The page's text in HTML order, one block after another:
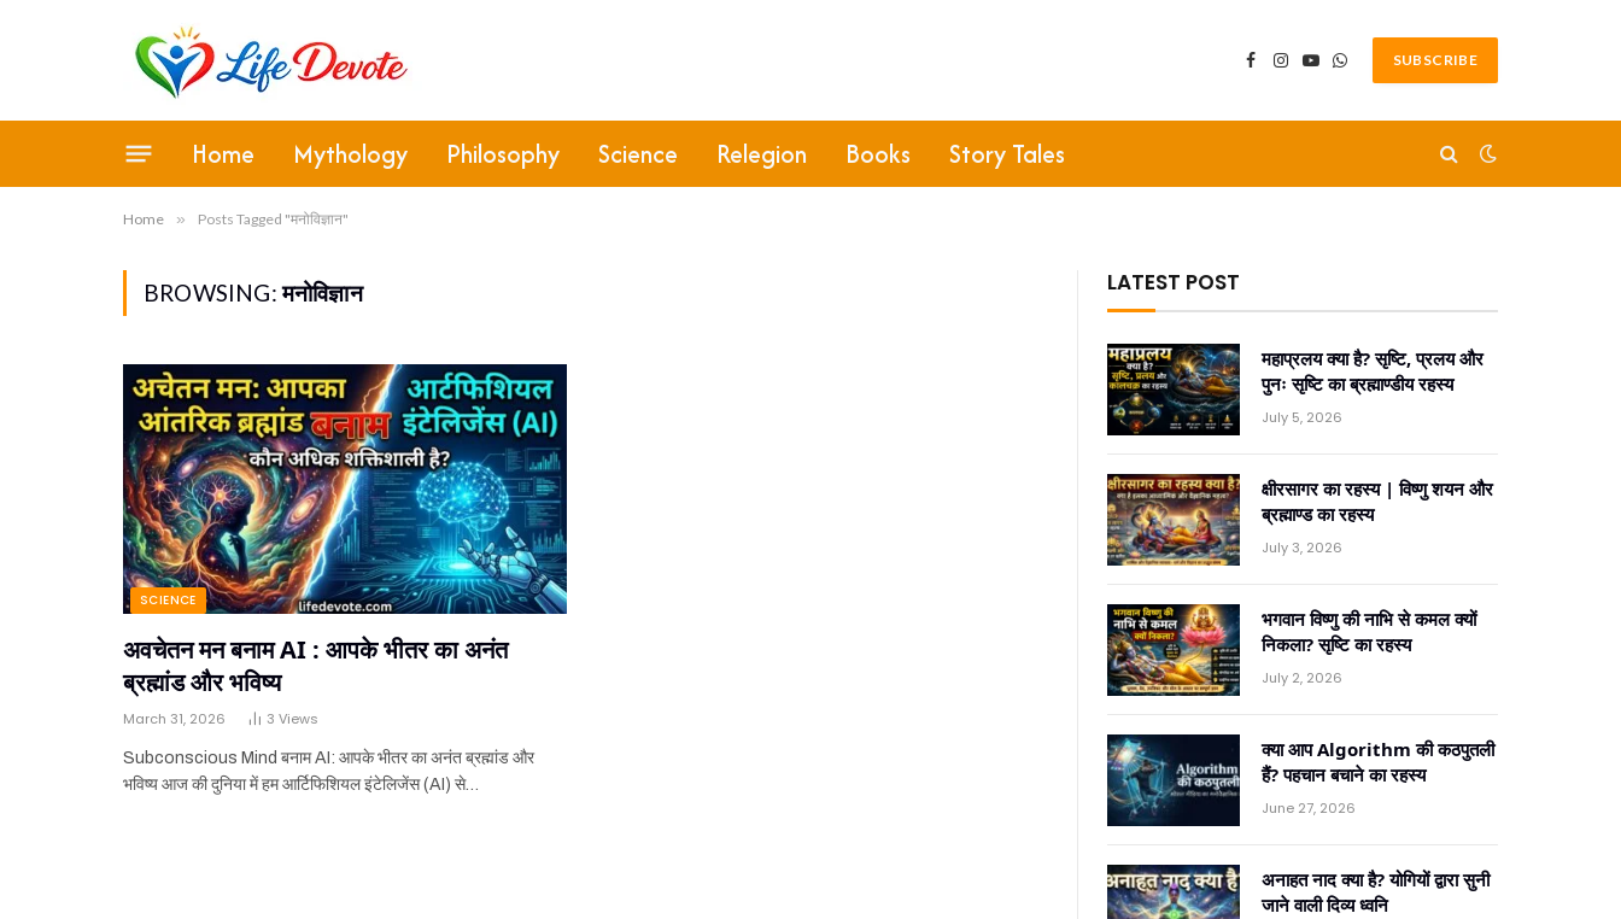
Facebook
Instagram
YouTubeWhatsApp
SUBSCRIBE
Home Mythology Philosophy Science Relegion Books Story Tales
Home » Posts Tagged "मनोविज्ञान"
BROWSING:मनोविज्ञान
SCIENCE
अवचेतन मन बनाम AI : आपके भीतर का अनंत
ब्रह्मांड और भविष्य
March 31, 2026 3 Views
Subconscious Mind बनाम AI: आपके भीतर का अनंत ब्रह्मांड और
भविष्य आज की दुनिया में हम आर्टिफिशियल इंटेलिजेंस (AI) से…
LATEST POST
महाप्रलय क्या है? सृष्टि, प्रलय और
पुनः सृष्टि का ब्रह्माण्डीय रहस्य
July 5, 2026
क्षीरसागर का रहस्य | विष्णु शयन और
ब्रह्माण्ड का रहस्य
July 3, 2026
भगवान विष्णु की नाभि से कमल क्यों
निकला? सृष्टि का रहस्य
July 2, 2026
क्या आप Algorithm की कठपुतली
हैं? पहचान बचाने का रहस्य
June 27, 2026
अनाहत नाद क्या है? योगियों द्वारा सुनी
जाने वाली दिव्य ध्वनि